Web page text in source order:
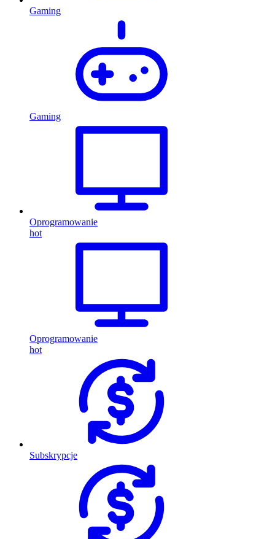
Gaming
Gaming
Oprogramowanie
hot
Oprogramowanie
hot
Subskrypcje